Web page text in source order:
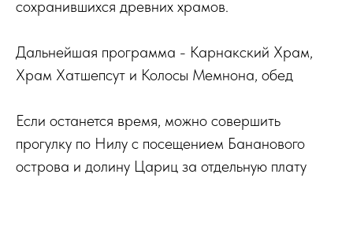
сохранившихся древних храмов.
Дальнейшая программа - Карнакский Храм,
Храм Хатшепсут и Колосы Мемнона, обед
Если останется время, можно совершить
прогулку по Нилу с посещением Бананового
острова и долину Цариц за отдельную плату